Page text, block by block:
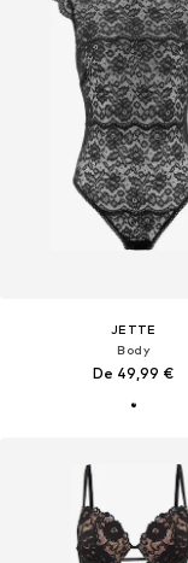
JETTE
Body
De 49,99 €